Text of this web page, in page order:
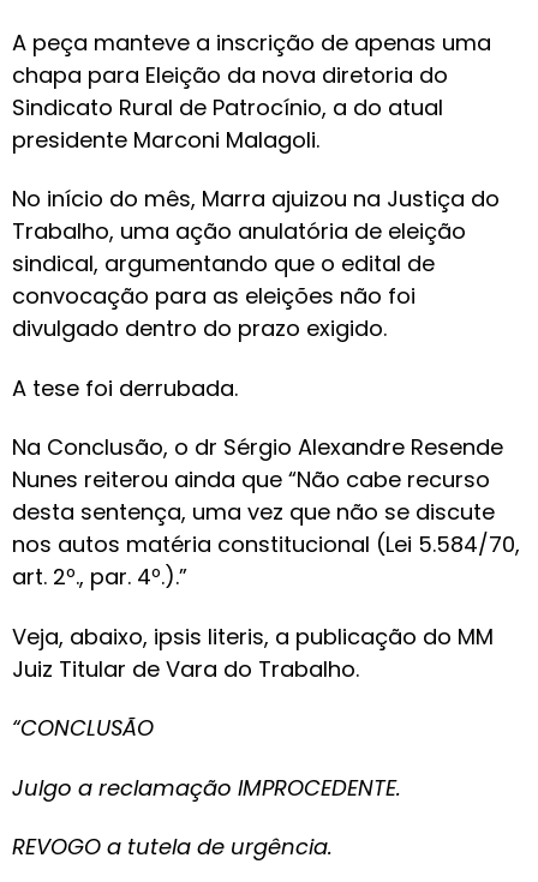
A peça manteve a inscrição de apenas uma
chapa para Eleição da nova diretoria do
Sindicato Rural de Patrocínio, a do atual
presidente Marconi Malagoli.
No início do mês, Marra ajuizou na Justiça do
Trabalho, uma ação anulatória de eleição
sindical, argumentando que o edital de
convocação para as eleições não foi
divulgado dentro do prazo exigido.
A tese foi derrubada.
Na Conclusão, o dr Sérgio Alexandre Resende
Nunes reiterou ainda que “Não cabe recurso
desta sentença, uma vez que não se discute
nos autos matéria constitucional (Lei 5.584/70,
art. 2º., par. 4º.).”
Veja, abaixo, ipsis literis, a publicação do MM
Juiz Titular de Vara do Trabalho.
“CONCLUSÃO
Julgo a reclamação IMPROCEDENTE.
REVOGO a tutela de urgência.